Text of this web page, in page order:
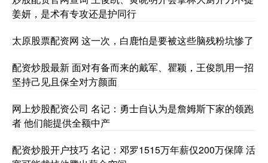
姜妍，是术有专攻还是护同行
太原股票配资网 这一次，白鹿怕是要被这些脑残粉坑惨了
配资炒股最新 面对有备而来的戴军、瞿颖，王俊凯用一招
坚持己见且保全对方颜面
网上炒股配资公司 名记：勇士自认为是詹姆斯下家的领跑
者 他们能提供全额中产
配资炒股开户技巧 名记：邓罗1515万年薪仅200万保障 活